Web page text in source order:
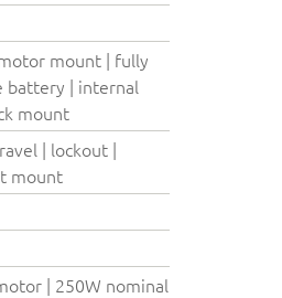
mount | fully
battery | internal
mount
| lockout |
mount
| 250W nominal